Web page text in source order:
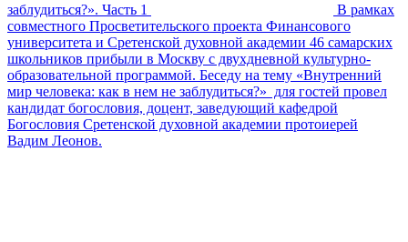
заблудиться?». Часть 1
В рамках
совместного Просветительского проекта Финансового
университета и Сретенской духовной академии 46 самарских
школьников прибыли в Москву с двухдневной культурно-
образовательной программой. Беседу на тему «Внутренний
мир человека: как в нем не заблудиться?» для гостей провел
кандидат богословия, доцент, заведующий кафедрой
Богословия Сретенской духовной академии протоиерей
Вадим Леонов.